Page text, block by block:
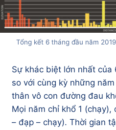
Tổng kết 6 tháng đầu năm
Sự khác biệt lớn nhất
so với cùng kỳ những
thân vô con đường đau
Mọi năm chỉ khổ 1
– đạp – chạy). Thời gian